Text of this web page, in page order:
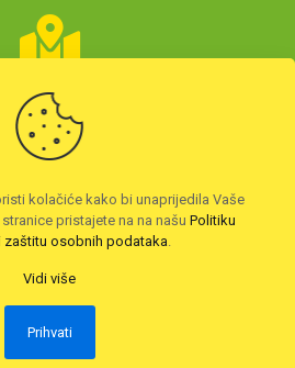
(Hrvatske)
HAK aplikaciju
© Autoklub Maksimir
kolačiće kako bi unaprijedila Vaše
pristajete na na našu Politiku
zaštitu osobnih podataka.
Vidi više
Prihvati